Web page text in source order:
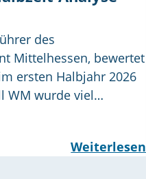
des
Mittelhessen, bewertet
ersten Halbjahr 2026
WM wurde viel…
Weiterlesen